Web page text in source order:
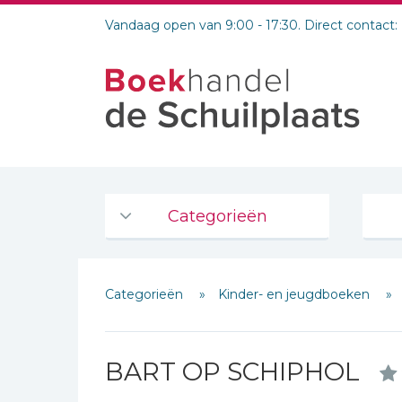
Vandaag open van 9:00 - 17:30. Direct contact:
Categorieën
De Bijbel
Bijbelse Dagboeken 2026
Bijbelstudie groepen
Categorieën Kinder- en jeugdboeken
BART OP SCHIPHOL